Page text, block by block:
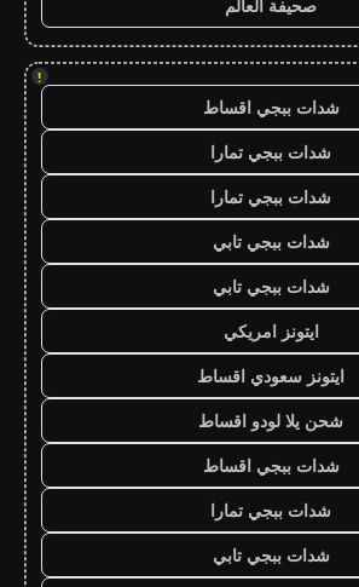
صحيفة العالم
!
شدات ببجي اقساط
شدات ببجي تمارا
شدات ببجي تمارا
شدات ببجي تابي
شدات ببجي تابي
ايتونز امريكي
ايتونز سعودي اقساط
شحن يلا لودو اقساط
شدات ببجي اقساط
شدات ببجي تمارا
شدات ببجي تابي